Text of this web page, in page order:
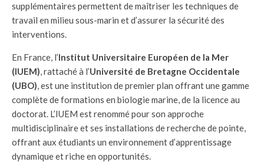
supplémentaires permettent de maîtriser les techniques de
travail en milieu sous-marin et d’assurer la sécurité des
interventions.
En France, l’Institut Universitaire Européen de la Mer
(IUEM), rattaché à l’Université de Bretagne Occidentale
(UBO), est une institution de premier plan offrant une gamme
complète de formations en biologie marine, de la licence au
doctorat. L’IUEM est renommé pour son approche
multidisciplinaire et ses installations de recherche de pointe,
offrant aux étudiants un environnement d’apprentissage
dynamique et riche en opportunités.